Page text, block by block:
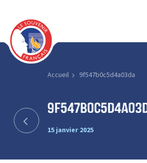
Accueil 9f547b0c5d4a03da
15 janvier 2025